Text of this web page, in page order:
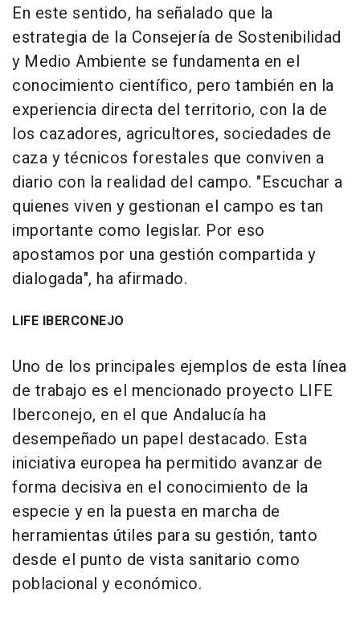
En este sentido, ha señalado que la
estrategia de la Consejería de Sostenibilidad
y Medio Ambiente se fundamenta en el
conocimiento científico, pero también en la
experiencia directa del territorio, con la de
los cazadores, agricultores, sociedades de
caza y técnicos forestales que conviven a
diario con la realidad del campo. "Escuchar a
quienes viven y gestionan el campo es tan
importante como legislar. Por eso
apostamos por una gestión compartida y
dialogada", ha afirmado.
LIFE IBERCONEJO
Uno de los principales ejemplos de esta línea
de trabajo es el mencionado proyecto LIFE
Iberconejo, en el que Andalucía ha
desempeñado un papel destacado. Esta
iniciativa europea ha permitido avanzar de
forma decisiva en el conocimiento de la
especie y en la puesta en marcha de
herramientas útiles para su gestión, tanto
desde el punto de vista sanitario como
poblacional y económico.